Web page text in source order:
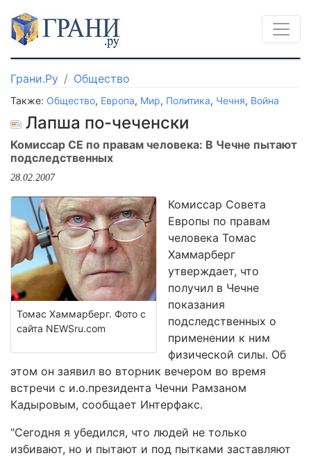
Грани.Ру Общество
Также: Общество, Европа, Мир, Политика, Чечня, Война
Лапша по-чеченски
Комиссар СЕ по правам человека: В Чечне пытают
подследственных
28.02.2007
Томас Хаммарберг. Фото с
сайта NEWSru.com
Комиссар Совета
Европы по правам
человека Томас
Хаммарберг
утверждает, что
получил в Чечне
показания
подследственных о
применении к ним
физической силы. Об
этом он заявил во вторник вечером во время
встречи с и.о.президента Чечни Рамзаном
Кадыровым, сообщает Интерфакс.
"Сегодня я убедился, что людей не только
избивают, но и пытают и под пытками заставляют